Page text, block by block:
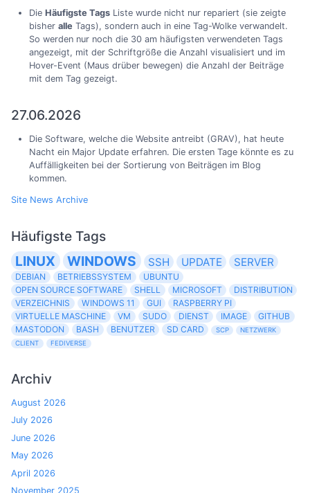
Die Häufigste TagsListe wurde nicht nur repariert (sie zeigte
bisher alleTags), sondern auch in eine Tag-Wolke verwandelt.
So werden nur noch die 30 am häufigsten verwendeten Tags
angezeigt, mit der Schriftgröße die Anzahl visualisiert und im
Hover-Event (Maus drüber bewegen) die Anzahl der Beiträge
mit dem Tag gezeigt.
27.06.2026
Die Software, welche die Website antreibt (GRAV), hat heute
Nacht ein Major Update erfahren. Die ersten Tage könnte es zu
Auffälligkeiten bei der Sortierung von Beiträgen im Blog
kommen.
Site News Archive
Häufigste Tags
LINUX
WINDOWS SSH UPDATE SERVER
DEBIAN BETRIEBSSYSTEM
UBUNTU
OPEN SOURCE SOFTWARE
SHELL MICROSOFT
DISTRIBUTION
VERZEICHNIS
WINDOWS 11 GUI
RASPBERRY PI
VIRTUELLE MASCHINE
VM SUDO DIENST IMAGE
GITHUB
MASTODON
BASH BENUTZER SD CARD SCP
NETZWERK
CLIENT
FEDIVERSE
Archiv
August 2026
July 2026
June 2026
May 2026
April 2026
November 2025